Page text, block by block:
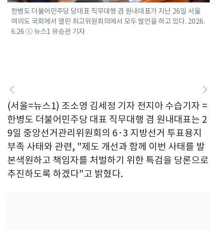
한병도 더불어민주당 당대표 직무대행 겸 원내대표가 지난 26일 서울
여의도 국회에서 열린 최고위원회의에서 모두 발언을 하고 있다. 2026.
6.26 ⓒ 뉴스1 유승관 기자
(서울=뉴스1) 조소영 김세정 기자 전지아 수습기자 =
한병도 더불어민주당 대표 직무대행 겸 원내대표는 2
9일 중앙선거관리위원회의 6·3 지방선거 투표용지
부족 사태와 관련, "제도 개선과 함께 이번 사태를 발
본색원하고 책임자를 처벌하기 위한 특검을 당론으로
추진하도록 하겠다"고 밝혔다.